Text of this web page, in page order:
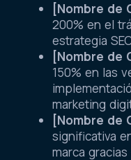
[Nombre de
200% en el
estrategia
[Nombre de
150% en las
marketing
[Nombre de
significativa
marca